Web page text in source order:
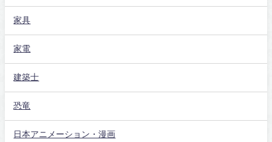
家具
家電
建築士
恐竜
日本アニメーション・漫画